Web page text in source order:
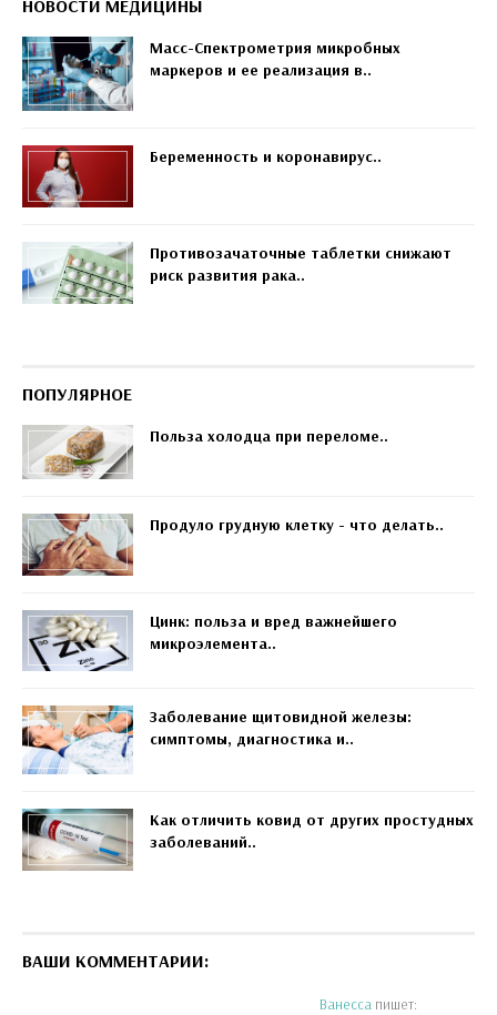
НОВОСТИ МЕДИЦИНЫ
Масс-Спектрометрия микробных
маркеров и ее реализация в..
Беременность и коронавирус..
Противозачаточные таблетки снижают
риск развития рака..
ПОПУЛЯРНОЕ
Польза холодца при переломе..
Продуло грудную клетку - что делать..
Цинк: польза и вред важнейшего
микроэлемента..
Заболевание щитовидной железы:
симптомы, диагностика и..
Как отличить ковид от других простудных
заболеваний..
ВАШИ КОММЕНТАРИИ:
Ванесса пишет: